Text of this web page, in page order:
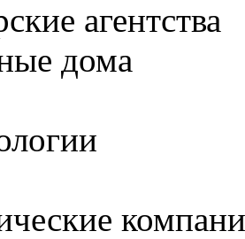
агентства
дома